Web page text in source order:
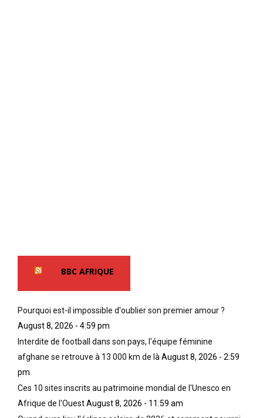
BBC AFRIQUE
Pourquoi est-il impossible d'oublier son premier amour ?
August 8, 2026 - 4:59 pm
Interdite de football dans son pays, l'équipe féminine
afghane se retrouve à 13 000 km de là August 8, 2026 - 2:59
pm
Ces 10 sites inscrits au patrimoine mondial de l'Unesco en
Afrique de l'OuestAugust 8, 2026 - 11:59 am